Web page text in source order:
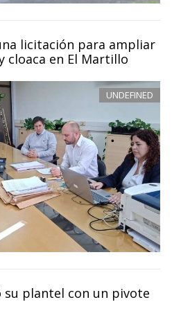
licitación para ampliar
cloaca en El Martillo
UNDEFINED
plantel con un pivote